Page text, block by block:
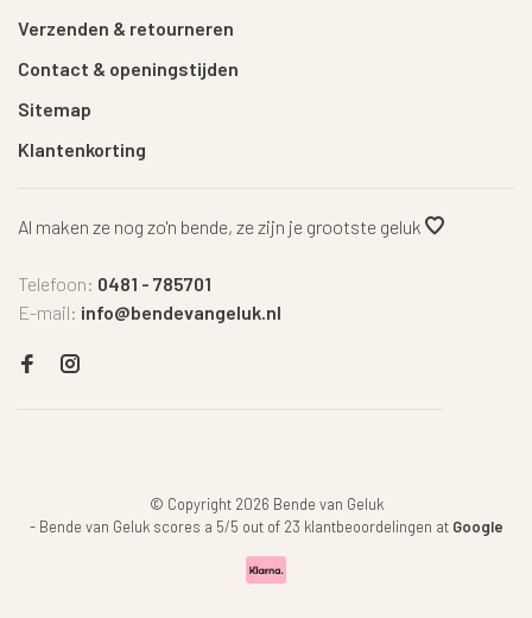
Verzenden & retourneren
Contact & openingstijden
Sitemap
Klantenkorting
Al maken ze nog zo'n bende, ze zijn je grootste geluk
Telefoon: 0481 - 785701
E-mail: info@bendevangeluk.nl
© Copyright 2026 Bende van Geluk
- Bende van Geluk scores a 5/5 out of 23 klantbeoordelingen at Google